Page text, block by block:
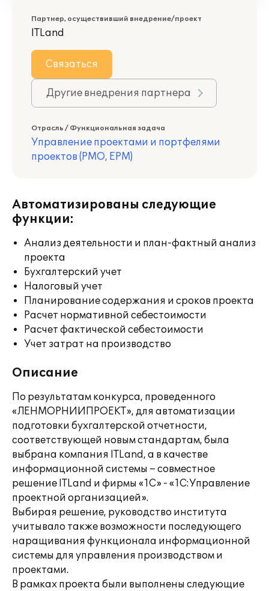
Партнер, осуществивший внедрение/проект
ITLand
Связаться
Другие внедрения партнера
Отрасль / Функциональная задача
Управление проектами и портфелями
проектов (PMO, EPM)
Автоматизированы следующие
функции:
Анализ деятельности и план-фактный анализ
проекта
Бухгалтерский учет
Налоговый учет
Планирование содержания и сроков проекта
Расчет нормативной себестоимости
Расчет фактической себестоимости
Учет затрат на производство
Описание
По результатам конкурса, проведенного
«ЛЕНМОРНИИПРОЕКТ», для автоматизации
подготовки бухгалтерской отчетности,
соответствующей новым стандартам, была
выбрана компания ITLand, а в качестве
информационной системы – совместное
решение ITLand и фирмы «1С» - «1С:Управление
проектной организацией».
Выбирая решение, руководство института
учитывало также возможности последующего
наращивания функционала информационной
системы для управления производством и
проектами.
В рамках проекта были выполнены следующие